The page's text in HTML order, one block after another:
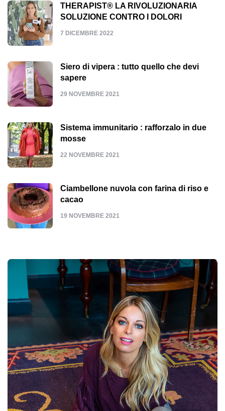
THERAPIST® LA RIVOLUZIONARIA
SOLUZIONE CONTRO I DOLORI
7 DICEMBRE 2022
Siero di vipera : tutto quello che devi
sapere
29 NOVEMBRE 2021
Sistema immunitario : rafforzalo in due
mosse
22 NOVEMBRE 2021
Ciambellone nuvola con farina di riso e
cacao
19 NOVEMBRE 2021